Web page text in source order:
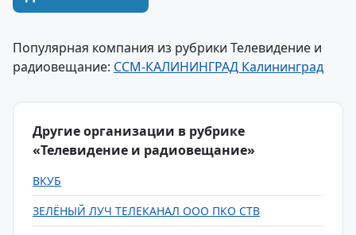
Популярная компания из рубрики Телевидение и
радиовещание: ССМ-КАЛИНИНГРАД Калининград
Другие организации в рубрике
«Телевидение и радиовещание»
ВКУБ
ЗЕЛЁНЫЙ ЛУЧ ТЕЛЕКАНАЛ ООО ПКО СТВ